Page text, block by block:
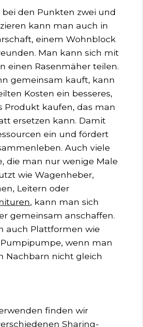
den Punkten zwei und
kann man auch in
einem Wohnblock
Man kann sich mit
einen Rasenmäher teilen.
gemeinsam kauft, kann
Kosten ein besseres,
Produkt kaufen, das man
ersetzen kann. Damit
ein und fördert
Auch viele
die man nur wenige Male
wie Wagenheber,
Leitern oder
, kann man sich
gemeinsam anschaffen.
auch Plattformen wie
wenn man
Nachbarn nicht gleich
finden wir
Sharing-